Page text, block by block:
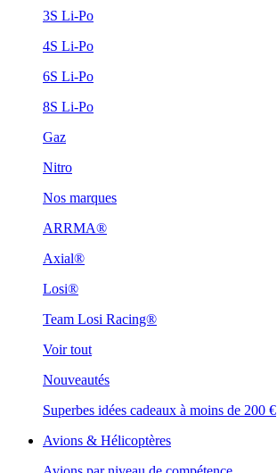
3S Li-Po
4S Li-Po
6S Li-Po
8S Li-Po
Gaz
Nitro
Nos marques
ARRMA®
Axial®
Losi®
Team Losi Racing®
Voir tout
Nouveautés
Superbes idées cadeaux à moins de 200 €
Avions & Hélicoptères